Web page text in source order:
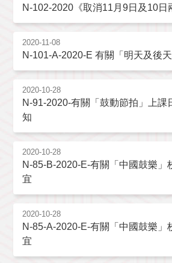
N-102-2020《取消11月9日及10日
2020-11-08
N-101-A-2020-E 有關「明天及後
2020-10-28
N-91-2020-有關「鼓動節拍」上課
知
2020-10-28
N-85-B-2020-E-有關「中國鼓樂」
宜
2020-10-28
N-85-A-2020-E-有關「中國鼓樂」
宜